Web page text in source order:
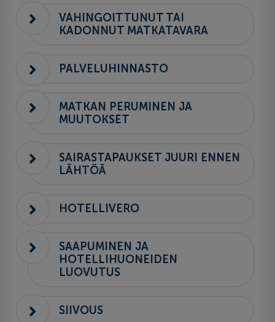
VAHINGOITTUNUT TAI
KADONNUT MATKATAVARA
PALVELUHINNASTO
MATKAN PERUMINEN JA
MUUTOKSET
SAIRASTAPAUKSET JUURI ENNEN
LÄHTÖÄ
HOTELLIVERO
SAAPUMINEN JA
HOTELLIHUONEIDEN
LUOVUTUS
SIIVOUS